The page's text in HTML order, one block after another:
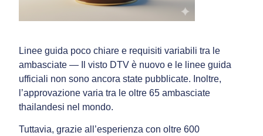
Linee guida poco chiare e requisiti variabili tra le
ambasciate — Il visto DTV è nuovo e le linee guida
ufficiali non sono ancora state pubblicate. Inoltre,
l’approvazione varia tra le oltre 65 ambasciate
thailandesi nel mondo.
Tuttavia, grazie all’esperienza con oltre 600